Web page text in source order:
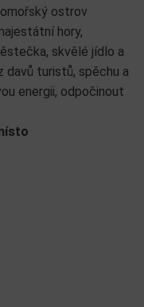
ostrov
hory,
skvělé jídlo a
davů turistů, spěchu a
energii, odpočinout